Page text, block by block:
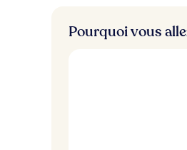
Pourquoi vous